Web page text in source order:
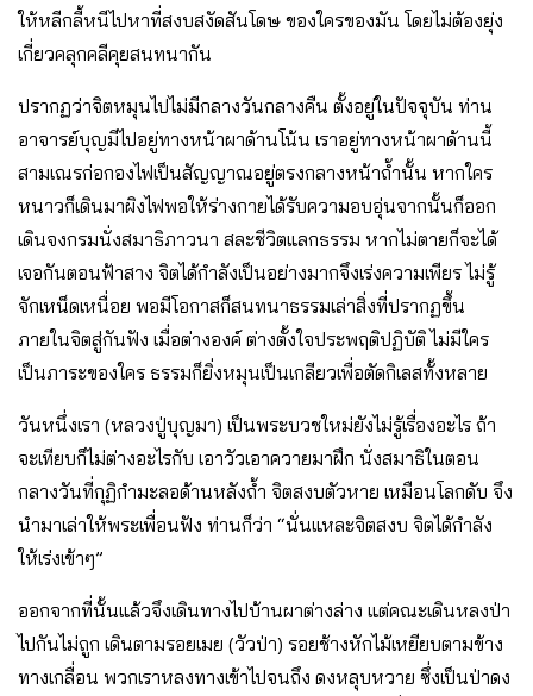
ให้หลีกลี้หนีไปหาที่สงบสงัดสันโดษ ของใครของมัน โดยไม่ต้องยุ่ง
เกี่ยวคลุกคลีคุยสนทนากัน
ปรากฏว่าจิตหมุนไปไม่มีกลางวันกลางคืน ตั้งอยู่ในปัจจุบัน ท่าน
อาจารย์บุญมีไปอยู่ทางหน้าผาด้านโน้น เราอยู่ทางหน้าผาด้านนี้
สามเณรก่อกองไฟเป็นสัญญาณอยู่ตรงกลางหน้าถ้ำนั้น หากใคร
หนาวก็เดินมาผิงไฟพอให้ร่างกายได้รับความอบอุ่นจากนั้นก็ออก
เดินจงกรมนั่งสมาธิภาวนา สละชีวิตแลกธรรม หากไม่ตายก็จะได้
เจอกันตอนฟ้าสาง จิตได้กําลังเป็นอย่างมากจึงเร่งความเพียร ไม่รู้
จักเหน็ดเหนื่อย พอมีโอกาสก็สนทนาธรรมเล่าสิ่งที่ปรากฏขึ้น
ภายในจิตสู่กันฟัง เมื่อต่างองค์ ต่างตั้งใจประพฤติปฏิบัติ ไม่มีใคร
เป็นภาระของใคร ธรรมก็ยิ่งหมุนเป็นเกลียวเพื่อตัดกิเลสทั้งหลาย
วันหนึ่งเรา (หลวงปู่บุญมา) เป็นพระบวชใหม่ยังไม่รู้เรื่องอะไร ถ้า
จะเทียบก็ไม่ต่างอะไรกับ เอาวัวเอาควายมาฝึก นั่งสมาธิในตอน
กลางวันที่กุฏิกํามะลอด้านหลังถ้ำ จิตสงบตัวหาย เหมือนโลกดับ จึง
นํามาเล่าให้พระเพื่อนฟัง ท่านก็ว่า “นั่นแหละจิตสงบ จิตได้กําลัง
ให้เร่งเข้าๆ”
ออกจากที่นั้นแล้วจึงเดินทางไปบ้านผาต่างล่าง แต่คณะเดินหลงป่า
ไปกันไม่ถูก เดินตามรอยเมย (วัวป่า) รอยช้างหักไม้เหยียบตามข้าง
ทางเกลื่อน พวกเราหลงทางเข้าไปจนถึง ดงหลุบหวาย ซึ่งเป็นป่าดง